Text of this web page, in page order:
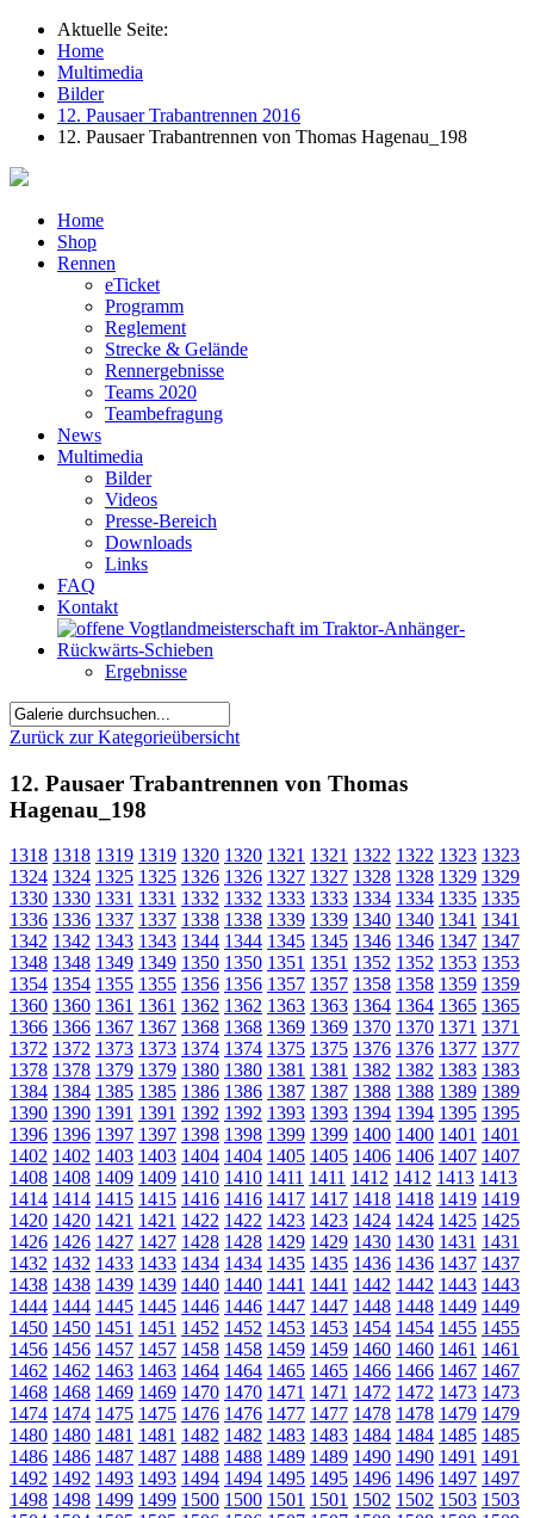
Aktuelle Seite:
Home
Multimedia
Bilder
12. Pausaer Trabantrennen 2016
12. Pausaer Trabantrennen von Thomas Hagenau_198
Home
Shop
Rennen
eTicket
Programm
Reglement
Strecke & Gelände
Rennergebnisse
Teams 2020
Teambefragung
News
Multimedia
Bilder
Videos
Presse-Bereich
Downloads
Links
FAQ
Kontakt
Ergebnisse
Zurück zur Kategorieübersicht
12. Pausaer Trabantrennen von Thomas
Hagenau_198
1318 1318 1319 1319 1320 1320 1321 1321 1322 1322 1323 1323
1324 1324 1325 1325 1326 1326 1327 1327 1328 1328 1329 1329
1330 1330 1331 1331 1332 1332 1333 1333 1334 1334 1335 1335
1336 1336 1337 1337 1338 1338 1339 1339 1340 1340 1341 1341
1342 1342 1343 1343 1344 1344 1345 1345 1346 1346 1347 1347
1348 1348 1349 1349 1350 1350 1351 1351 1352 1352 1353 1353
1354 1354 1355 1355 1356 1356 1357 1357 1358 1358 1359 1359
1360 1360 1361 1361 1362 1362 1363 1363 1364 1364 1365 1365
1366 1366 1367 1367 1368 1368 1369 1369 1370 1370 1371 1371
1372 1372 1373 1373 1374 1374 1375 1375 1376 1376 1377 1377
1378 1378 1379 1379 1380 1380 1381 1381 1382 1382 1383 1383
1384 1384 1385 1385 1386 1386 1387 1387 1388 1388 1389 1389
1390 1390 1391 1391 1392 1392 1393 1393 1394 1394 1395 1395
1396 1396 1397 1397 1398 1398 1399 1399 1400 1400 1401 1401
1402 1402 1403 1403 1404 1404 1405 1405 1406 1406 1407 1407
1408 1408 1409 1409 1410 1410 1411 1411 1412 1412 1413 1413
1414 1414 1415 1415 1416 1416 1417 1417 1418 1418 1419 1419
1420 1420 1421 1421 1422 1422 1423 1423 1424 1424 1425 1425
1426 1426 1427 1427 1428 1428 1429 1429 1430 1430 1431 1431
1432 1432 1433 1433 1434 1434 1435 1435 1436 1436 1437 1437
1438 1438 1439 1439 1440 1440 1441 1441 1442 1442 1443 1443
1444 1444 1445 1445 1446 1446 1447 1447 1448 1448 1449 1449
1450 1450 1451 1451 1452 1452 1453 1453 1454 1454 1455 1455
1456 1456 1457 1457 1458 1458 1459 1459 1460 1460 1461 1461
1462 1462 1463 1463 1464 1464 1465 1465 1466 1466 1467 1467
1468 1468 1469 1469 1470 1470 1471 1471 1472 1472 1473 1473
1474 1474 1475 1475 1476 1476 1477 1477 1478 1478 1479 1479
1480 1480 1481 1481 1482 1482 1483 1483 1484 1484 1485 1485
1486 1486 1487 1487 1488 1488 1489 1489 1490 1490 1491 1491
1492 1492 1493 1493 1494 1494 1495 1495 1496 1496 1497 1497
1498 1498 1499 1499 1500 1500 1501 1501 1502 1502 1503 1503